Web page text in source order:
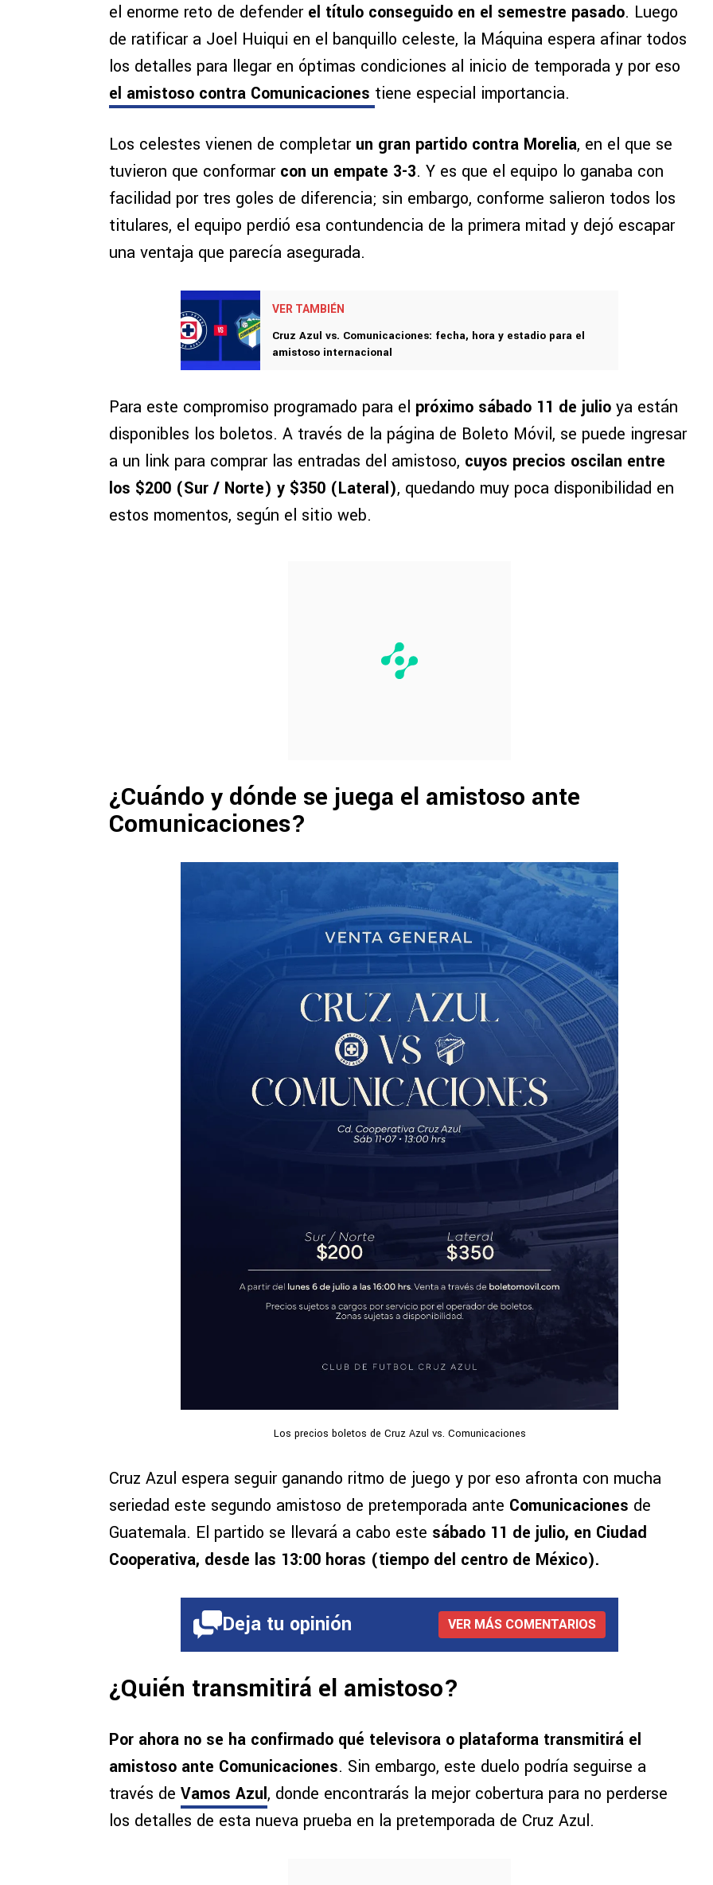
el enorme reto de defender el título conseguido en el semestre pasado. Luego
de ratificar a Joel Huiqui en el banquillo celeste, la Máquina espera afinar todos
los detalles para llegar en óptimas condiciones al inicio de temporada y por eso
el amistoso contra Comunicaciones tiene especial importancia.
Los celestes vienen de completar un gran partido contra Morelia, en el que se
tuvieron que conformar con un empate 3-3. Y es que el equipo lo ganaba con
facilidad por tres goles de diferencia; sin embargo, conforme salieron todos los
titulares, el equipo perdió esa contundencia de la primera mitad y dejó escapar
una ventaja que parecía asegurada.
VER TAMBIÉN
Cruz Azul vs. Comunicaciones: fecha, hora y estadio para el
amistoso internacional
Para este compromiso programado para el próximo sábado 11 de julio ya están
disponibles los boletos. A través de la página de Boleto Móvil, se puede ingresar
a un link para comprar las entradas del amistoso, cuyos precios oscilan entre
los $200 (Sur / Norte) y $350 (Lateral), quedando muy poca disponibilidad en
estos momentos, según el sitio web.
¿Cuándo y dónde se juega el amistoso ante
Comunicaciones?
Los precios boletos de Cruz Azul vs. Comunicaciones
Cruz Azul espera seguir ganando ritmo de juego y por eso afronta con mucha
seriedad este segundo amistoso de pretemporada ante Comunicaciones de
Guatemala. El partido se llevará a cabo este sábado 11 de julio, en Ciudad
Cooperativa, desde las 13:00 horas (tiempo del centro de México).
Deja tu opinión VER MÁS COMENTARIOS
¿Quién transmitirá el amistoso?
Por ahora no se ha confirmado qué televisora o plataforma transmitirá el
amistoso ante Comunicaciones. Sin embargo, este duelo podría seguirse a
través de Vamos Azul, donde encontrarás la mejor cobertura para no perderse
los detalles de esta nueva prueba en la pretemporada de Cruz Azul.